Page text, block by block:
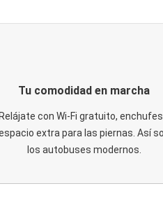
Tu comodidad en marcha
Relájate con Wi-Fi gratuito,
extra para las piernas. Así
los autobuses modernos.